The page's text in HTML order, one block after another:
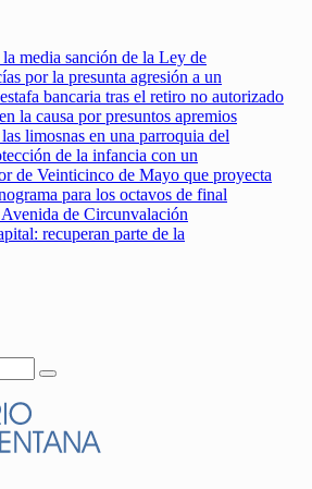
media sanción de la Ley de
por la presunta agresión a un
bancaria tras el retiro no autorizado
la causa por presuntos apremios
limosnas en una parroquia del
de la infancia con un
de Veinticinco de Mayo que proyecta
para los octavos de final
de Circunvalación
recuperan parte de la